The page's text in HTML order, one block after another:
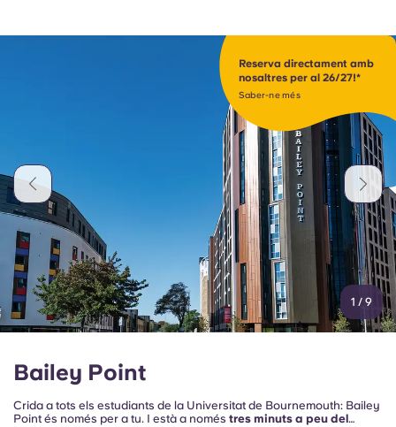
Reserva directament amb
nosaltres per al 26/27!*
Saber-ne més
1 / 9
Bailey Point
Crida a tots els estudiants de la Universitat de Bournemouth: Bailey
Point és només per a tu. I està a només tres minuts a peu del